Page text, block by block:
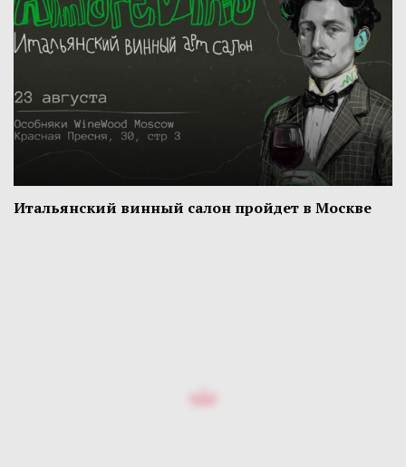
Итальянский винный салон пройдет в Москве